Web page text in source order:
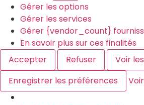
Gérer les options
Gérer les services
Gérer {vendor_count}
En savoir plus sur ces finalités
Accepter
Refuser
Voir
Enregistrer les préférences